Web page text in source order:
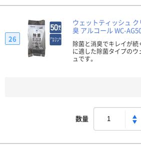
ウェットティッシュ
臭 アルコール WC-
除菌と消臭でキレイが
に適した除菌タイプの
ュです。
26
数量